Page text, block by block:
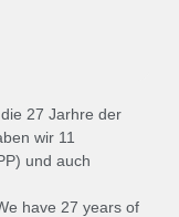
27 Jarhre der
wir 11
und auch
have 27 years of